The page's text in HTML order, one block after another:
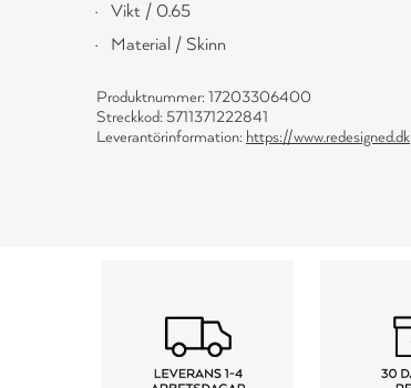
Vikt / 0.65
Material / Skinn
Produktnummer: 17203306400
Streckkod: 5711371222841
Leverantörinformation: https://www.redesigned.dk